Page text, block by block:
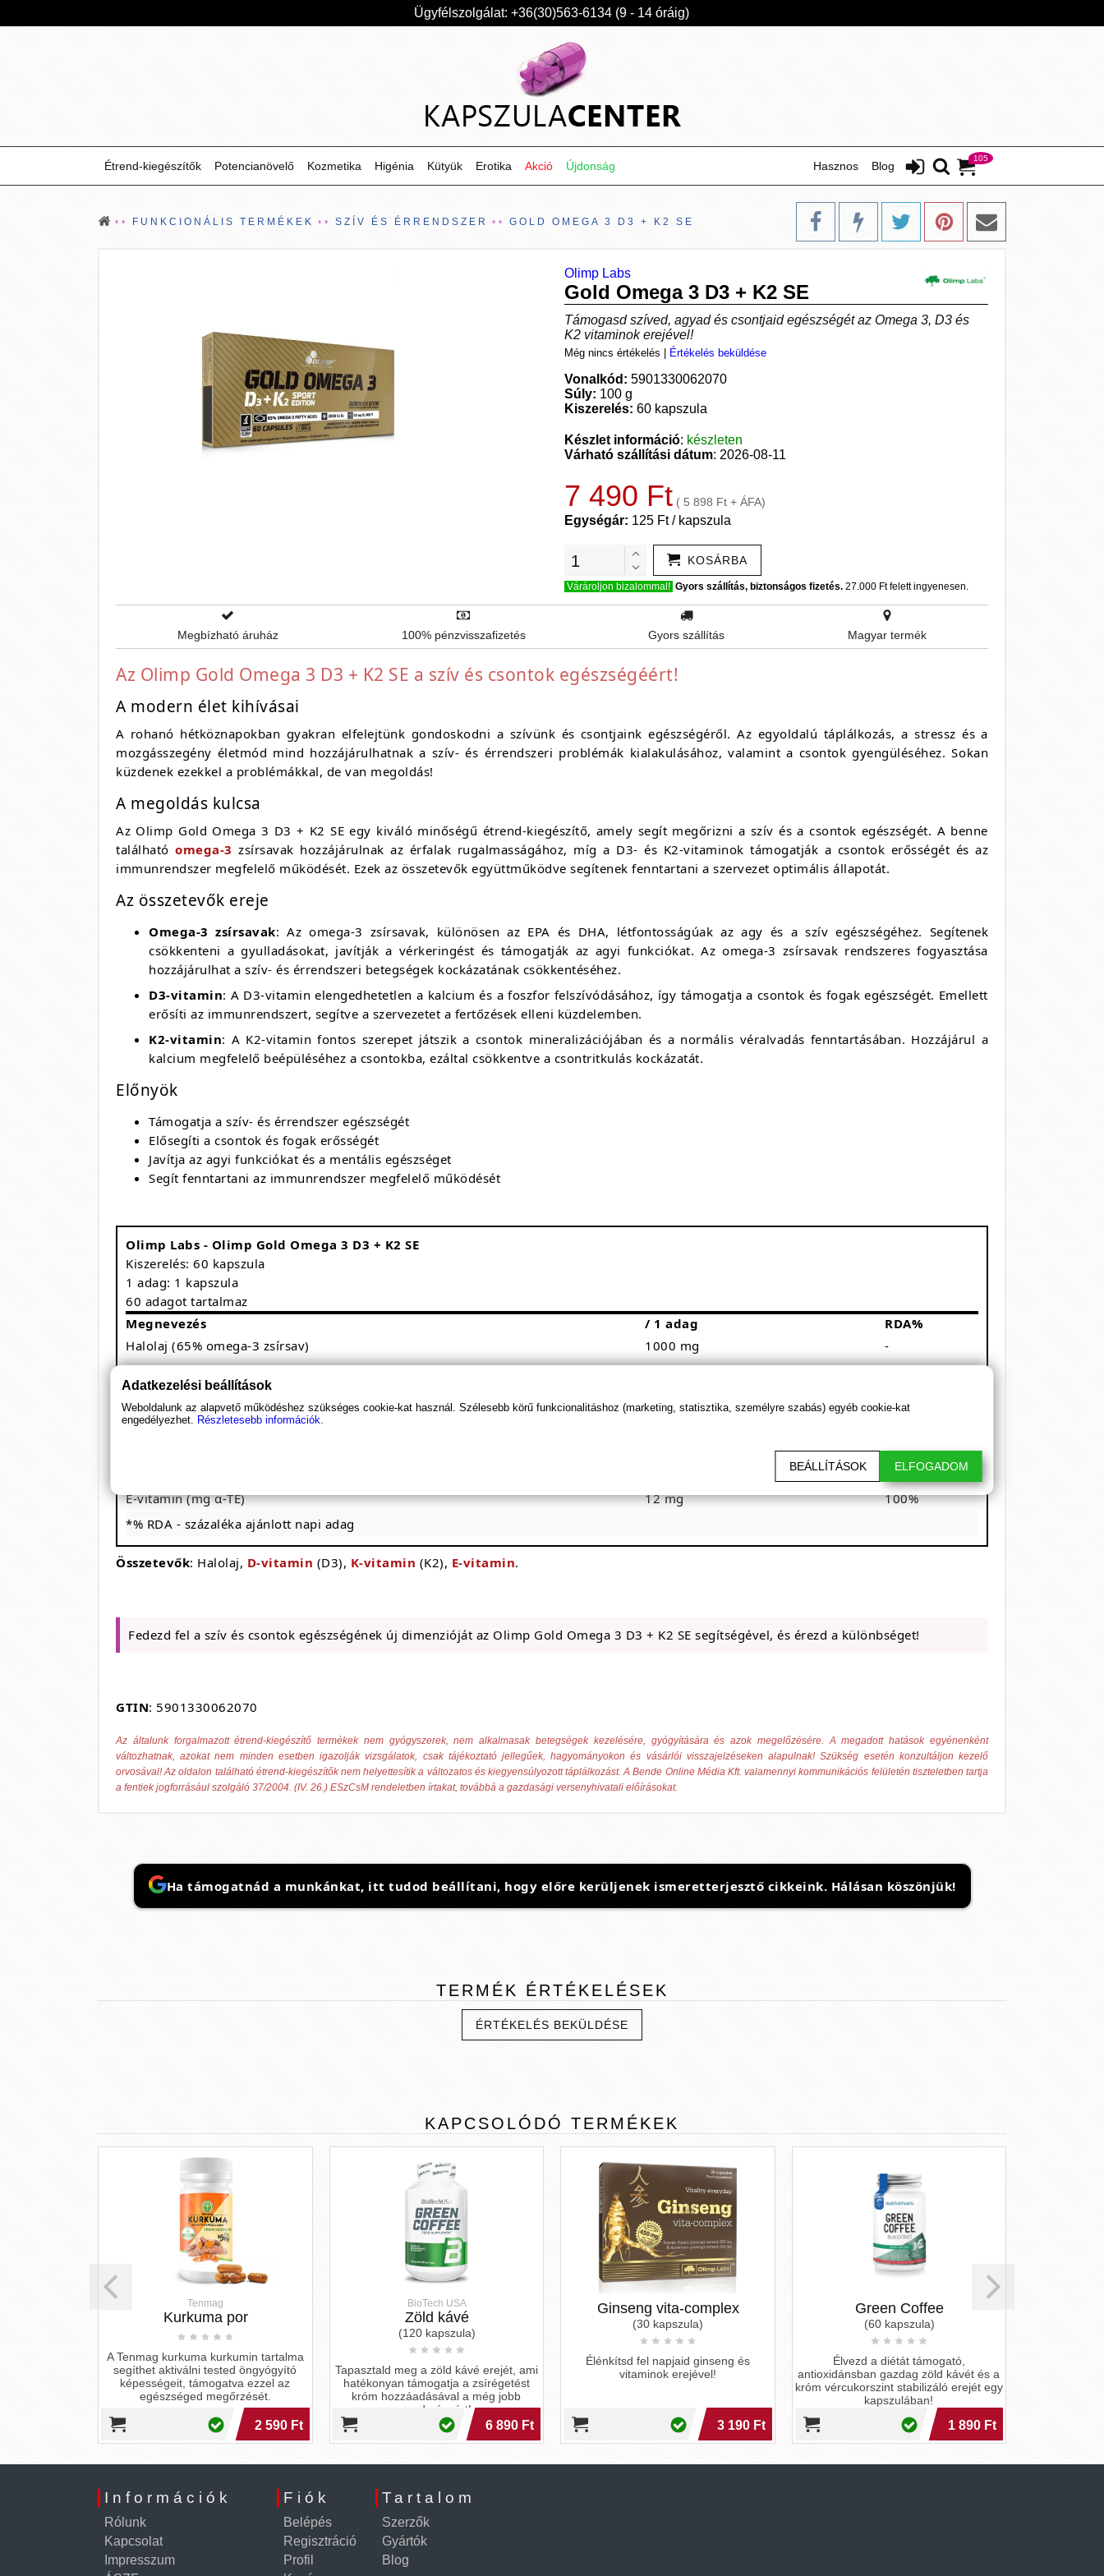
Ügyfélszolgálat: +36(30)563-6134 (9 - 14 óráig)
105
Étrend-kiegészítők Blog
Potencianövelő Hasznos
Kozmetika Higénia Kütyük Erotika Akció Újdonság
FUNKCIONÁLIS TERMÉKEK SZÍV ÉS ÉRRENDSZER GOLD OMEGA 3 D3 + K2 SE
Olimp Labs
Gold Omega 3 D3 + K2 SE
Támogasd szíved, agyad és csontjaid egészségét az Omega 3, D3 és
K2 vitaminok erejével!
Még nincs értékelés Értékelés beküldése
Vonalkód: 5901330062070
Súly: 100 g
Kiszerelés: 60 kapszula
Készlet információ: készleten
Várható szállítási dátum: 2026-08-11
7 490 Ft ( 5 898 Ft + ÁFA)
Egységár: 125 Ft / kapszula
KOSÁRBA
Várároljon bizalommal! Gyors szállítás, biztonságos fizetés. 27.000 Ft felett ingyenesen.
Megbízható áruház 100% pénzvisszafizetés Gyors szállítás Magyar termék
Az Olimp Gold Omega 3 D3 + K2 SE a szív és csontok egészségéért!
A modern élet kihívásai
A rohanó hétköznapokban gyakran elfelejtünk gondoskodni a szívünk és csontjaink egészségéről. Az egyoldalú táplálkozás, a stressz és a
mozgásszegény életmód mind hozzájárulhatnak a szív- és érrendszeri problémák kialakulásához, valamint a csontok gyengüléséhez. Sokan
küzdenek ezekkel a problémákkal, de van megoldás!
A megoldás kulcsa
Az Olimp Gold Omega 3 D3 + K2 SE egy kiváló minőségű étrend-kiegészítő, amely segít megőrizni a szív és a csontok egészségét. A benne
található omega-3 zsírsavak hozzájárulnak az érfalak rugalmasságához, míg a D3- és K2-vitaminok támogatják a csontok erősségét és az
immunrendszer megfelelő működését. Ezek az összetevők együttműködve segítenek fenntartani a szervezet optimális állapotát.
Az összetevők ereje
Omega-3 zsírsavak: Az omega-3 zsírsavak, különösen az EPA és DHA, létfontosságúak az agy és a szív egészségéhez. Segítenek
csökkenteni a gyulladásokat, javítják a vérkeringést és támogatják az agyi funkciókat. Az omega-3 zsírsavak rendszeres fogyasztása
hozzájárulhat a szív- és érrendszeri betegségek kockázatának csökkentéséhez.
D3-vitamin: A D3-vitamin elengedhetetlen a kalcium és a foszfor felszívódásához, így támogatja a csontok és fogak egészségét. Emellett
erősíti az immunrendszert, segítve a szervezetet a fertőzések elleni küzdelemben.
K2-vitamin: A K2-vitamin fontos szerepet játszik a csontok mineralizációjában és a normális véralvadás fenntartásában. Hozzájárul a
kalcium megfelelő beépüléséhez a csontokba, ezáltal csökkentve a csontritkulás kockázatát.
Előnyök
Támogatja a szív- és érrendszer egészségét
Elősegíti a csontok és fogak erősségét
Javítja az agyi funkciókat és a mentális egészséget
Segít fenntartani az immunrendszer megfelelő működését
Olimp Labs - Olimp Gold Omega 3 D3 + K2 SE
Kiszerelés: 60 kapszula
1 adag: 1 kapszula
60 adagot tartalmaz
Megnevezés
/ 1 adag
RDA%
Halolaj (65% omega-3 zsírsav)
1000 mg
-
ebből 10% egyéb omega-3 sav
100%
67%
E-vitamin (mg α-TE)
12 mg
100%
*% RDA - százaléka ajánlott napi adag
Összetevők: Halolaj, D-vitamin (D3), K-vitamin (K2), E-vitamin.
Fedezd fel a szív és csontok egészségének új dimenzióját az Olimp Gold Omega 3 D3 + K2 SE segítségével, és érezd a különbséget!
GTIN: 5901330062070
Az általunk forgalmazott étrend-kiegészítő termékek nem gyógyszerek, nem alkalmasak betegségek kezelésére, gyógyítására és azok megelőzésére. A megadott hatások egyénenként
változhatnak, azokat nem minden esetben igazolják vizsgálatok, csak tájékoztató jellegűek, hagyományokon és vásárlói visszajelzéseken alapulnak! Szükség esetén konzultáljon kezelő
orvosával! Az oldalon található étrend-kiegészítők nem helyettesítik a változatos és kiegyensúlyozott táplálkozást. A Bende Online Média Kft. valamennyi kommunikációs felületén tiszteletben tartja
a fentiek jogforrásául szolgáló 37/2004. (IV. 26.) ESzCsM rendeletben írtakat, továbbá a gazdasági versenyhivatali előírásokat.
Ha támogatnád a munkánkat, itt tudod beállítani, hogy előre kerüljenek ismeretterjesztő cikkeink. Hálásan köszönjük!
TERMÉK ÉRTÉKELÉSEK
ÉRTÉKELÉS BEKÜLDÉSE
KAPCSOLÓDÓ TERMÉKEK
Tenmag
Kurkuma por
A Tenmag kurkuma kurkumin tartalma
segíthet aktiválni tested öngyógyító
képességeit, támogatva ezzel az
egészséged megőrzését.
2 590 Ft
BioTech USA
Zöld kávé
(120 kapszula)
Tapasztald meg a zöld kávé erejét, ami
hatékonyan támogatja a zsírégetést
króm hozzáadásával a még jobb
eredményért!
6 890 Ft
Ginseng vita-complex
(30 kapszula)
Élénkítsd fel napjaid ginseng és
vitaminok erejével!
3 190 Ft
Green Coffee
(60 kapszula)
Élvezd a diétát támogató,
antioxidánsban gazdag zöld kávét és a
króm vércukorszint stabilizáló erejét egy
kapszulában!
1 890 Ft
Információk
Rólunk
Kapcsolat
Impresszum
Fiók
Belépés
Regisztráció
Profil
Tartalom
Szerzők
Gyártók
Blog
Adatkezelési beállítások
Weboldalunk az alapvető működéshez szükséges cookie-kat használ. Szélesebb körű funkcionalitáshoz (marketing, statisztika, személyre szabás) egyéb cookie-kat
engedélyezhet. Részletesebb információk.
BEÁLLÍTÁSOK ELFOGADOM